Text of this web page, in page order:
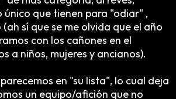
único que tienen para "odiar" ,
sí que se me olvida que el año
con los cañones en el
a niños, mujeres y ancianos).
en "su lista", lo cual deja
un equipo/afición que no